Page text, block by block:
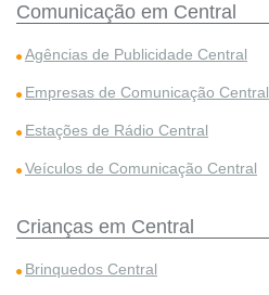
Comunicação em Central
Agências de Publicidade Central
Empresas de Comunicação Central
Estações de Rádio Central
Veículos de Comunicação Central
Crianças em Central
Brinquedos Central